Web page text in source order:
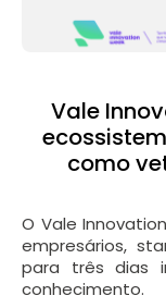
Vale
como
O Vale
empresários,
para três dias
conhecimento.